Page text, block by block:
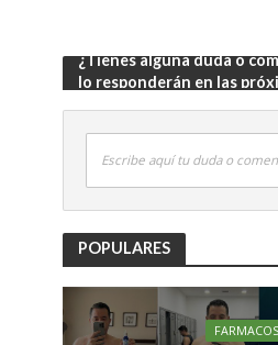
¿Tienes alguna duda o
lo responderán en las
Escribe aquí tu duda o
POPULARES
FARMACOS